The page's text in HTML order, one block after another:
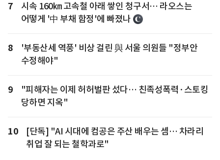
7
시속 160㎞ 고속철 아래 쌓인 청구서… 라오스는
어떻게 '中 부채 함정'에 빠졌나
8
'부동산세 역풍' 비상 걸린 與 서울 의원들 "정부안
수정해야"
9
"피해자는 이제 허허벌판 섰다… 친족성폭력·스토킹
당하면 지옥"
10
[단독] "AI 시대에 컴공은 주산 배우는 셈… 차라리
취업 잘 되는 철학과로"